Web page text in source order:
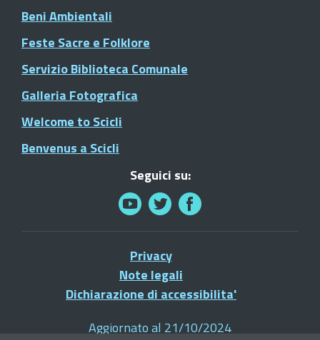
Beni Ambientali
Feste Sacre e Folklore
Servizio Biblioteca Comunale
Galleria Fotografica
Welcome to Scicli
Benvenus a Scicli
Seguici su:
Privacy
Note legali
Dichiarazione di accessibilita'
Aggiornato al 21/10/2024